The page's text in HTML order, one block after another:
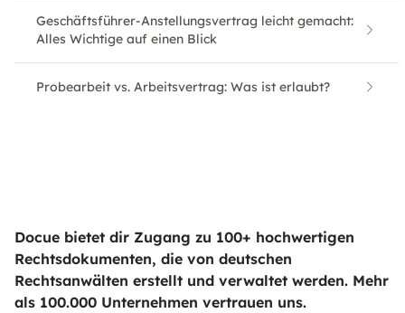
Geschäftsführer-Anstellungsvertrag leicht gemacht:
Alles Wichtige auf einen Blick
Probearbeit vs. Arbeitsvertrag: Was ist erlaubt?
Docue bietet dir Zugang zu 100+ hochwertigen
Rechtsdokumenten, die von deutschen
Rechtsanwälten erstellt und verwaltet werden. Mehr
als 100.000 Unternehmen vertrauen uns.